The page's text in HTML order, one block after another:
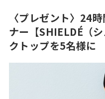
〈プレゼント〉24
ナー【SHIELDÉ（
クトップを5名様に